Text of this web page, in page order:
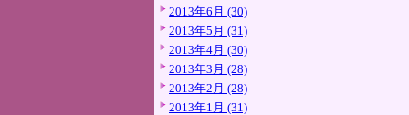
2013年6月 (30)
2013年5月 (31)
2013年4月 (30)
2013年3月 (28)
2013年2月 (28)
2013年1月 (31)